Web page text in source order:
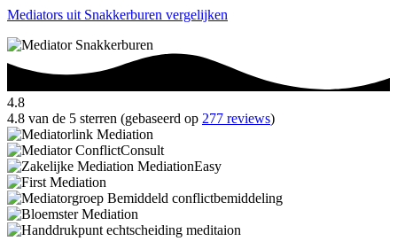
Mediators uit Snakkerburen vergelijken
4.8
4.8 van de 5 sterren (gebaseerd op 277 reviews)